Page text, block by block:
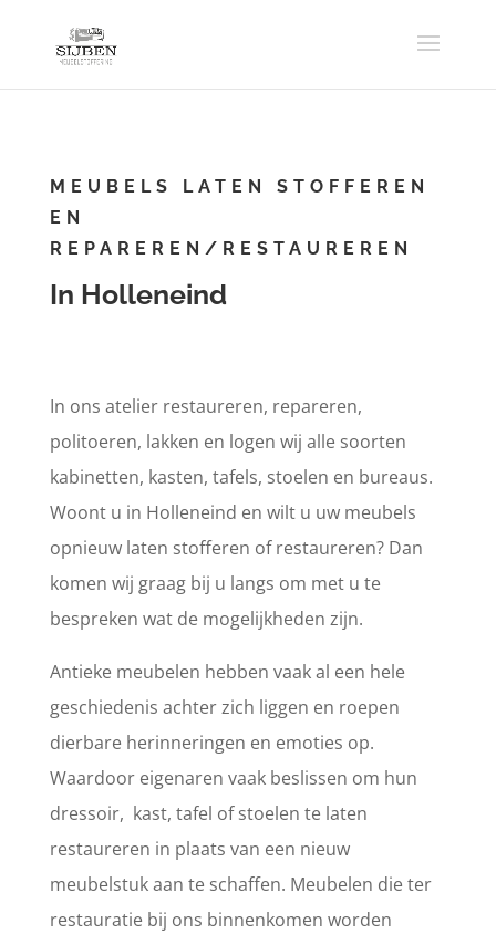
MEUBELS LATEN STOFFEREN
EN
REPAREREN/RESTAUREREN
In Holleneind
In ons atelier restaureren, repareren,
politoeren, lakken en logen wij alle soorten
kabinetten, kasten, tafels, stoelen en bureaus.
Woont u in Holleneind en wilt u uw meubels
opnieuw laten stofferen of restaureren? Dan
komen wij graag bij u langs om met u te
bespreken wat de mogelijkheden zijn.
Antieke meubelen hebben vaak al een hele
geschiedenis achter zich liggen en roepen
dierbare herinneringen en emoties op.
Waardoor eigenaren vaak beslissen om hun
dressoir, kast, tafel of stoelen te laten
restaureren in plaats van een nieuw
meubelstuk aan te schaffen. Meubelen die ter
restauratie bij ons binnenkomen worden